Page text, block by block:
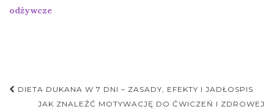
odżywcze
Nawigacja
DIETA DUKANA W 7 DNI – ZASADY, EFEKTY I JADŁOSPIS
JAK ZNALEŹĆ MOTYWACJĘ DO ĆWICZEŃ I ZDROWEJ